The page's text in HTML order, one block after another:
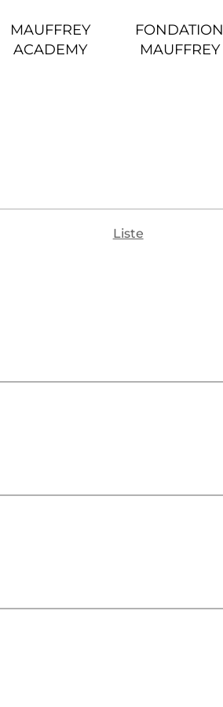
MAUFFREY
ACADEMY
FONDATION
MAUFFREY
Liste
FENÊTRE)
FENÊTRE)
FENÊTRE)